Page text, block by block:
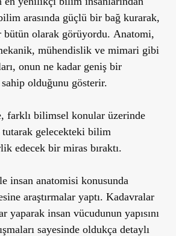
arasında güçlü bir bağ kurarak,
olarak görüyordu. Anatomi,
mühendislik ve mimari gibi
onun ne kadar geniş bir
olduğunu gösterir.
farklı bilimsel konular üzerinde
gelecekteki bilim
edecek bir miras bıraktı.
insan anatomisi konusunda
araştırmalar yaptı. Kadavralar
yaparak insan vücudunun yapısını
sayesinde oldukça detaylı